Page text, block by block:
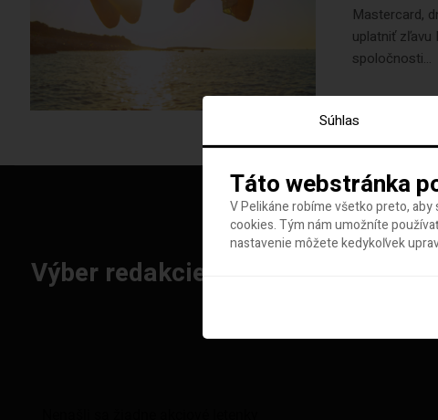
Mastercard,
uplatniť zľavu
spoločnosti...
Výber redakcie: Najlepšie letenky
Súhlas
Táto webstránka
V Pelikáne robíme všetko preto,
cookies. Tým nám umožníte
nastavenie môžete kedykoľvek